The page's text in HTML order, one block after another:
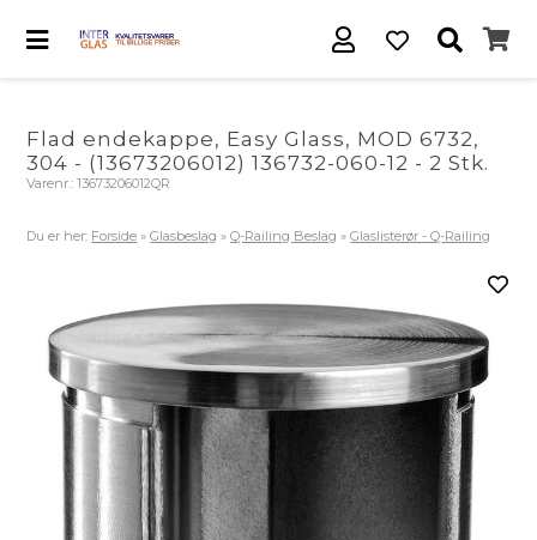
Flad endekappe, Easy Glass, MOD 6732,
304 - (13673206012) 136732-060-12 - 2 Stk.
Varenr.:13673206012QR
Du er her: Forside »Glasbeslag »Q-Railing Beslag »Glaslisterør - Q-Railing